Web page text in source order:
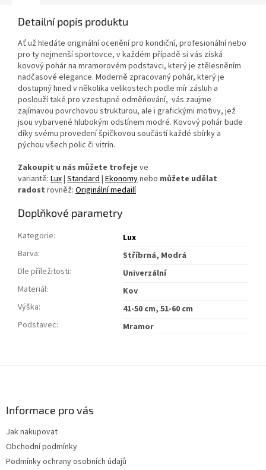
Detailní popis produktu
Ať už hledáte originální ocenění pro kondiční, profesionální nebo
pro ty nejmenší sportovce, v každém případě si vás získá
kovový pohár na mramorovém podstavci, který je ztělesněním
nadčasové elegance. Moderně zpracovaný pohár, který je
dostupný hned v několika velikostech podle mír zásluh a
poslouží také pro vzestupné odměňování, vás zaujme
zajímavou povrchovou strukturou, ale i grafickými motivy, jež
jsou vybarvené hlubokým odstínem modré. Kovový pohár bude
díky svému provedení špičkovou součástí každé sbírky a
pýchou všech polic či vitrín.
Zakoupit u nás můžete trofeje ve
variantě: Lux| Standard| Ekonomynebo můžete udělat
radost rovněž: Originální medailí
Doplňkové parametry
Kategorie:
Lux
Barva:
Stříbrná, Modrá
Dle příležitosti:
Univerzální
Materiál:
Kov
Výška:
41-50 cm, 51-60 cm
Podstavec: Mramor
Informace pro vás
Jak nakupovat
Obchodní podmínky
Podmínky ochrany osobních údajů